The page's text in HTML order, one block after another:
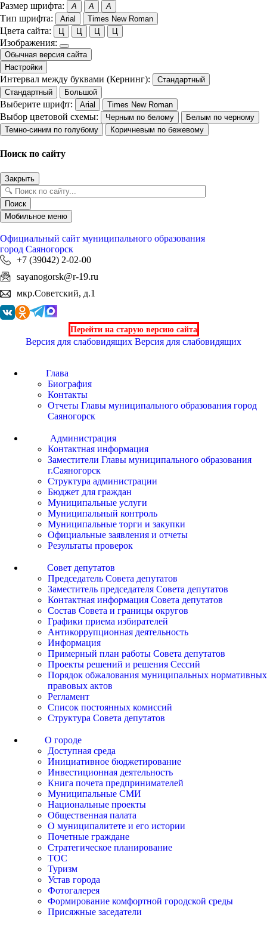
Размер шрифта: A A A
Тип шрифта: Arial Times New Roman
Цвета сайта: Ц Ц Ц Ц
Изображения:
Обычная версия сайта
Настройки
Интервал между буквами (Кернинг):
Стандартный
Стандартный
Большой
Выберите шрифт: Arial Times New Roman
Выбор цветовой схемы: Черным по белому
Белым по черному
Темно-синим по голубому
Коричневым по бежевому
Поиск по сайту
Закрыть
Поиск
Мобильное меню
Официальный сайт муниципального образования
город Саяногорск
+7 (39042) 2-02-00
sayanogorsk@r-19.ru
мкр.Советский, д.1
Перейти на старую версию сайта
Версия для слабовидящих Версия для слабовидящих
Глава
Биография
Контакты
Отчеты Главы муниципального образования город
Саяногорск
Администрация
Контактная информация
Заместители Главы муниципального образования
г.Саяногорск
Структура администрации
Бюджет для граждан
Муниципальные услуги
Муниципальный контроль
Муниципальные торги и закупки
Официальные заявления и отчеты
Результаты проверок
Совет депутатов
Председатель Совета депутатов
Заместитель председателя Совета депутатов
Контактная информация Совета депутатов
Состав Совета и границы округов
Графики приема избирателей
Антикоррупционная деятельность
Информация
Примерный план работы Совета депутатов
Проекты решений и решения Сессий
Порядок обжалования муниципальных нормативных
правовых актов
Регламент
Список постоянных комиссий
Структура Совета депутатов
О городе
Доступная среда
Инициативное бюджетирование
Инвестиционная деятельность
Книга почета предпринимателей
Муниципальные СМИ
Национальные проекты
Общественная палата
О муниципалитете и его истории
Почетные граждане
Стратегическое планирование
ТОС
Туризм
Устав города
Фотогалерея
Формирование комфортной городской среды
Присяжные заседатели